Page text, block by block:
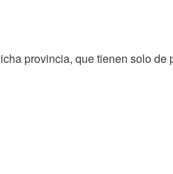
provincia, que tienen solo de